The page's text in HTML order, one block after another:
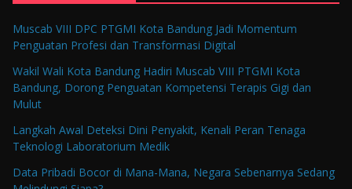
Muscab VIII DPC PTGMI Kota Bandung Jadi Momentum
Penguatan Profesi dan Transformasi Digital
Wakil Wali Kota Bandung Hadiri Muscab VIII PTGMI Kota
Bandung, Dorong Penguatan Kompetensi Terapis Gigi dan
Mulut
Langkah Awal Deteksi Dini Penyakit, Kenali Peran Tenaga
Teknologi Laboratorium Medik
Data Pribadi Bocor di Mana-Mana, Negara Sebenarnya Sedang